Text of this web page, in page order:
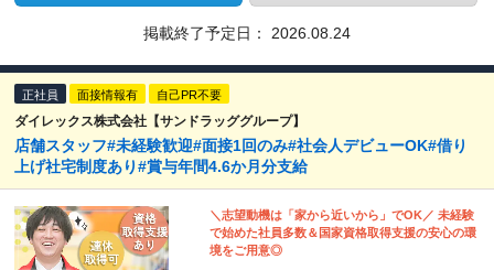
掲載終了予定日： 2026.08.24
正社員 面接情報有 自己PR不要
ダイレックス株式会社【サンドラッググループ】
店舗スタッフ#未経験歓迎#面接1回のみ#社会人デビューOK#借り
上げ社宅制度あり#賞与年間4.6か月分支給
＼志望動機は「家から近いから」でOK／ 未経験
で始めた社員多数＆国家資格取得支援の安心の環
境をご用意◎